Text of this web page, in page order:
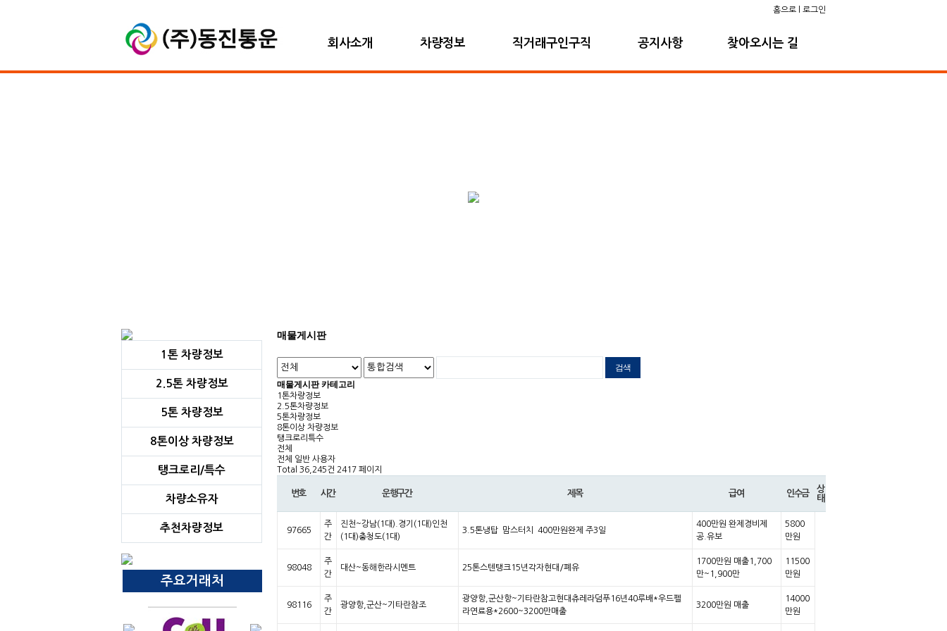
홈으로 로그인
회사소개 차량정보 직거래구인구직 공지사항 찾아오시는 길
1톤 차량정보
2.5톤 차량정보
5톤 차량정보
8톤이상 차량정보
탱크로리/특수
차량소유자
추천차량정보
주요거래처
매물게시판
매물게시판 카테고리
1톤차량정보
2.5톤차량정보
5톤차량정보
8톤이상 차량정보
탱크로리특수
전체
전체
일반 사용자
Total 36,245건 2417 페이지
번호 시간 운행구간 제목 급여 인수금
상
태
97665
주
간
진천~강남(1대).경기(1대)인천
(1대)충청도(1대)
3.5톤냉탑 맘스터치 400만원완제​ 주3일​
400만원 완제경비제
공.유보
5800
만원
98048
주
간
대산~동해한라시멘트 25톤스텐탱크15년각자현대/폐유
1700만원 매출1,700
만~1,900만
11500
만원
98116
주
간
광양항,군산~기타란참조
광양항,군산항~기타란참고현대츄레라덤푸16년40루배*우드펠
라연료용*2600~3200만매출
3200만원 매출
14000
만원